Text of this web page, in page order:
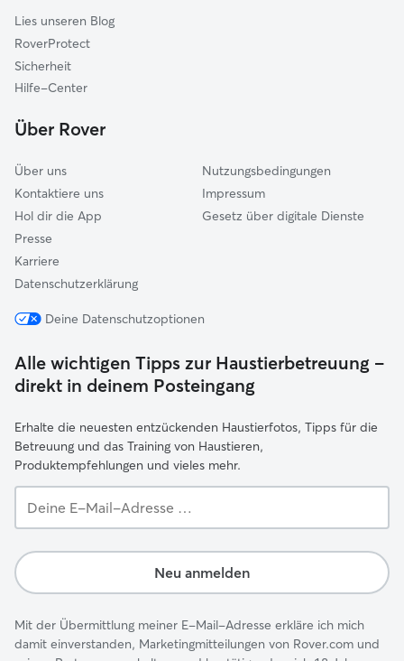
Schermbeck
Gescher
Stadtlohn
Hamminkeln
Lies unseren Blog
RoverProtect
Sicherheit
Hilfe-Center
Über Rover
Über uns
Kontaktiere uns
Hol dir die App
Presse
Karriere
Datenschutzerklärung
Nutzungsbedingungen
Impressum
Gesetz über digitale Dienste
Deine Datenschutzoptionen
Alle wichtigen Tipps zur Haustierbetreuung –
direkt in deinem Posteingang
Erhalte die neuesten entzückenden Haustierfotos, Tipps für die
Betreuung und das Training von Haustieren,
Produktempfehlungen und vieles mehr.
E-
Adresse …
Neu anmelden
Mit der Übermittlung meiner E-Mail-Adresse erkläre ich mich
damit einverstanden, Marketingmitteilungen von Rover.com und